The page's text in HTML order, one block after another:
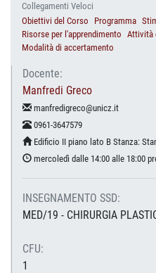
Collegamenti Veloci
Obiettivi del Corso
Programma
Risorse per l'apprendimento Attività
Modalità di accertamento
Docente:
Manfredi Greco
manfredigreco@unicz.it
0961-3647579
Edificio II piano lato B Stanza:
mercoledì dalle 14:00 alle 18:00
INSEGNAMENTO SSD:
MED/19 - CHIRURGIA
CFU:
1